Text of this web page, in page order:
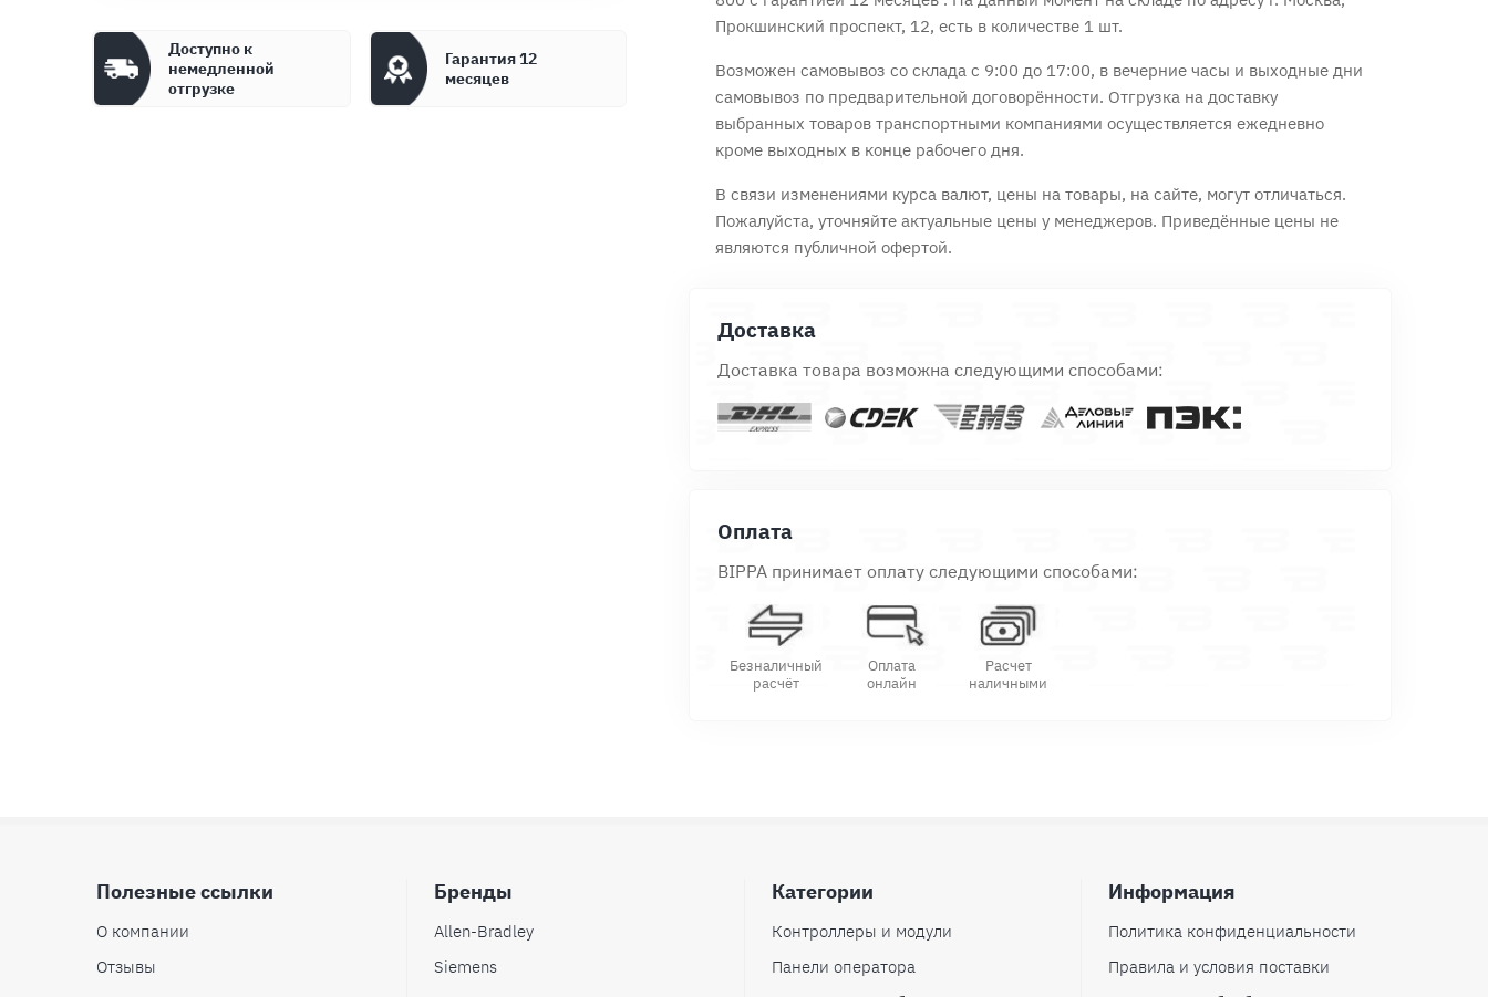
Доступно к
немедленной
отгрузке
Гарантия 12
месяцев
Прокшинский проспект, 12, есть в количестве 1 шт.
Возможен самовывоз со склада с 9:00 до 17:00, в вечерние часы и выходные дни
самовывоз по предварительной договорённости. Отгрузка на доставку
выбранных товаров транспортными компаниями осуществляется ежедневно
кроме выходных в конце рабочего дня.
В связи изменениями курса валют, цены на товары, на сайте, могут отличаться.
Пожалуйста, уточняйте актуальные цены у менеджеров. Приведённые цены не
являются публичной офертой.
Доставка
Доставка товара возможна следующими способами:
Оплата
BIPPA принимает оплату следующими способами:
Безналичный
расчёт
Оплата
онлайн
Расчет
наличными
Полезные ссылки
О компании
Отзывы
Бренды
Allen-Bradley
Siemens
Категории
Контроллеры и модули
Панели оператора
Информация
Политика конфиденциальности
Правила и условия поставки
Оформить заказ